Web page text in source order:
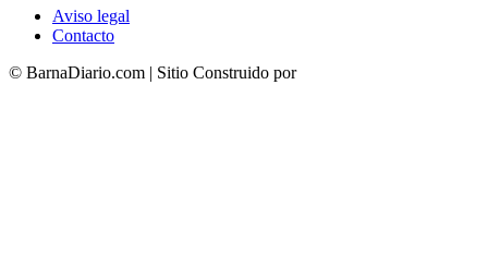
Aviso legal
Contacto
© BarnaDiario.com | Sitio Construido por